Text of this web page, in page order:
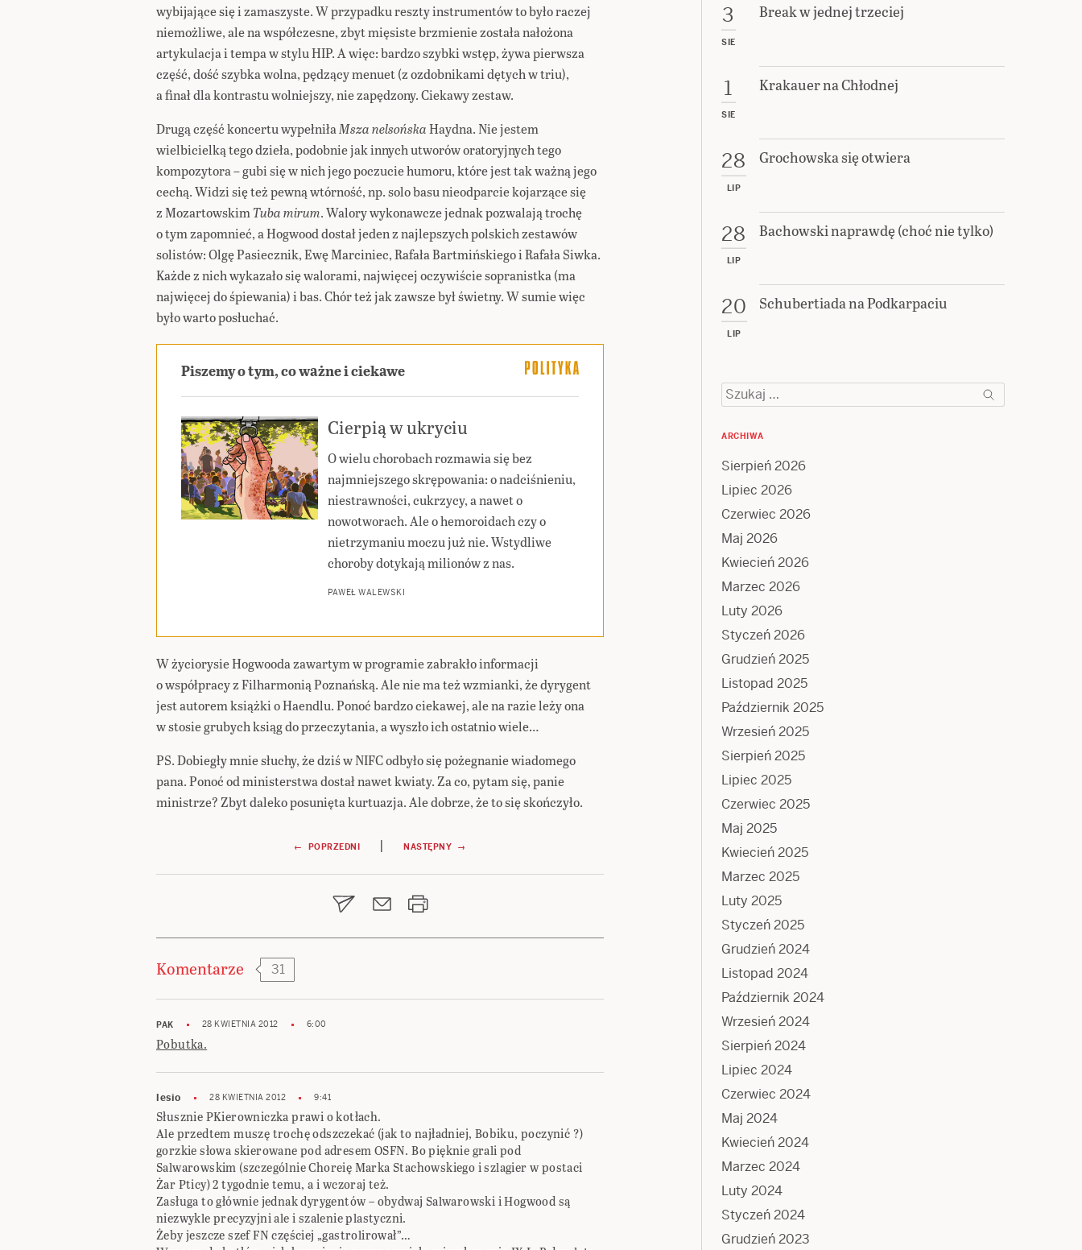
wybijające się i zamaszyste. W przypadku reszty instrumentów to było raczej
niemożliwe, ale na współczesne, zbyt mięsiste brzmienie została nałożona
artykulacja i tempa w stylu HIP. A więc: bardzo szybki wstęp, żywa pierwsza
część, dość szybka wolna, pędzący menuet (z ozdobnikami dętych w triu),
a finał dla kontrastu wolniejszy, nie zapędzony. Ciekawy zestaw.
Drugą część koncertu wypełniłaMsza nelsońskaHaydna. Nie jestem
wielbicielką tego dzieła, podobnie jak innych utworów oratoryjnych tego
kompozytora – gubi się w nich jego poczucie humoru, które jest tak ważną jego
cechą. Widzi się też pewną wtórność, np. solo basu nieodparcie kojarzące się
z MozartowskimTuba mirum. Walory wykonawcze jednak pozwalają trochę
o tym zapomnieć, a Hogwood dostał jeden z najlepszych polskich zestawów
solistów: Olgę Pasiecznik, Ewę Marciniec, Rafała Bartmińskiego i Rafała Siwka.
Każde z nich wykazało się walorami, najwięcej oczywiście sopranistka (ma
najwięcej do śpiewania) i bas. Chór też jak zawsze był świetny. W sumie więc
było warto posłuchać.
Piszemy o tym, co ważne i ciekawe
Cierpią w ukryciu
O wielu chorobach rozmawia się bez
najmniejszego skrępowania: o nadciśnieniu,
niestrawności, cukrzycy, a nawet o
nowotworach. Ale o hemoroidach czy o
nietrzymaniu moczu już nie. Wstydliwe
choroby dotykają milionów z nas.
PAWEŁ WALEWSKI
W życiorysie Hogwooda zawartym w programie zabrakło informacji
o współpracy z Filharmonią Poznańską. Ale nie ma też wzmianki, że dyrygent
jest autorem książki o Haendlu. Ponoć bardzo ciekawej, ale na razie leży ona
w stosie grubych ksiąg do przeczytania, a wyszło ich ostatnio wiele…
PS. Dobiegły mnie słuchy, że dziś w NIFC odbyło się pożegnanie wiadomego
pana. Ponoć od ministerstwa dostał nawet kwiaty. Za co, pytam się, panie
ministrze? Zbyt daleko posunięta kurtuazja. Ale dobrze, że to się skończyło.
wpisu
← POPRZEDNI | NASTĘPNY →
Komentarze 31
PAK 28 KWIETNIA 2012 6:00
Pobutka.
lesio 28 KWIETNIA 2012 9:41
Słusznie PKierowniczka prawi o kotłach.
Ale przedtem muszę trochę odszczekać (jak to najładniej, Bobiku, poczynić ?)
gorzkie słowa skierowane pod adresem OSFN. Bo pięknie grali pod
Salwarowskim (szczególnie Choreię Marka Stachowskiego i szlagier w postaci
Żar Pticy) 2 tygodnie temu, a i wczoraj też.
Zasługa to głównie jednak dyrygentów – obydwaj Salwarowski i Hogwood są
niezwykle precyzyjni ale i szalenie plastyczni.
Żeby jeszcze szef FN częściej „gastrolirował”…
3
SIE
Break w jednej trzeciej
1
SIE
Krakauer na Chłodnej
28
LIP
Grochowska się otwiera
28
LIP
Bachowski naprawdę (choć nie tylko)
20
LIP
Schubertiada na Podkarpaciu
Szukaj:
ARCHIWA
Sierpień 2026
Lipiec 2026
Czerwiec 2026
Maj 2026
Kwiecień 2026
Marzec 2026
Luty 2026
Styczeń 2026
Grudzień 2025
Listopad 2025
Październik 2025
Wrzesień 2025
Sierpień 2025
Lipiec 2025
Czerwiec 2025
Maj 2025
Kwiecień 2025
Marzec 2025
Luty 2025
Styczeń 2025
Grudzień 2024
Listopad 2024
Październik 2024
Wrzesień 2024
Sierpień 2024
Lipiec 2024
Czerwiec 2024
Maj 2024
Kwiecień 2024
Marzec 2024
Luty 2024
Styczeń 2024
Grudzień 2023